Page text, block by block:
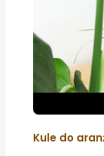
Kule do